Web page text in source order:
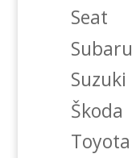
Seat
Subaru
Suzuki
Škoda
Toyota